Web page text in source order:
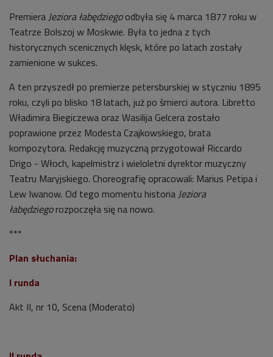
PremieraJeziora łabędziego odbyła się 4 marca 1877 roku w
Teatrze Bolszoj w Moskwie. Była to jedna z tych
historycznych scenicznych klęsk, które po latach zostały
zamienione w sukces.
A ten przyszedł po premierze petersburskiej w styczniu 1895
roku, czyli po blisko 18 latach, już po śmierci autora. Libretto
Władimira Biegiczewa oraz Wasilija Gelcera zostało
poprawione przez Modesta Czajkowskiego, brata
kompozytora. Redakcję muzyczną przygotował Riccardo
Drigo - Włoch, kapelmistrz i wieloletni dyrektor muzyczny
Teatru Maryjskiego. Choreografię opracowali: Marius Petipa i
Lew Iwanow. Od tego momentu historiaJeziora
łabędziego rozpoczęła się na nowo.
***
Plan słuchania:
I runda
Akt II, nr 10, Scena (Moderato)